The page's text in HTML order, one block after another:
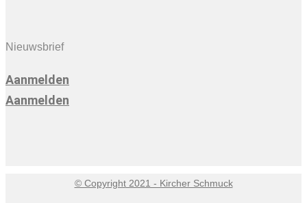
Nieuwsbrief
Aanmelden
Aanmelden
© Copyright 2021 - Kircher Schmuck